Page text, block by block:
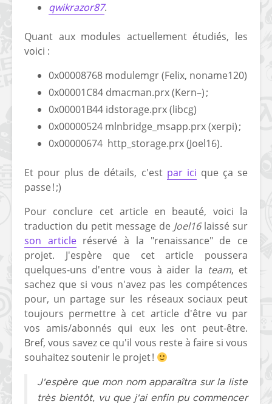
qwikrazor87.
Quant aux modules actuellement étudiés, les
voici :
0x00008768 modulemgr (Felix, noname120)
0x00001C84 dmacman.prx (Kern–) ;
0x00001B44 idstorage.prx (libcg)
0x00000524 mlnbridge_msapp.prx (xerpi) ;
0x00000674 http_storage.prx (Joel16).
Et pour plus de détails, c'est par ici que ça se
passe ! ;)
Pour conclure cet article en beauté, voici la
traduction du petit message de Joel16laissé sur
son articleréservé à la "renaissance" de ce
projet. J'espère que cet article poussera
quelques-uns d'entre vous à aider la team, et
sachez que si vous n'avez pas les compétences
pour, un partage sur les réseaux sociaux peut
toujours permettre à cet article d'être vu par
vos amis/abonnés qui eux les ont peut-être.
Bref, vous savez ce qu'il vous reste à faire si vous
souhaitez soutenir le projet !
J'espère que mon nom apparaîtra sur la liste
très bientôt, vu que j'ai enfin pu commencer